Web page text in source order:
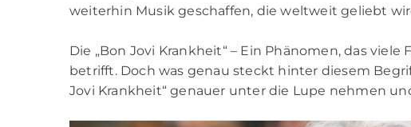
weiterhin Musik geschaffen, die weltweit geliebt
Die „Bon Jovi Krankheit“ – Ein Phänomen, das
betrifft. Doch was genau steckt hinter diesem
Jovi Krankheit“ genauer unter die Lupe nehmen